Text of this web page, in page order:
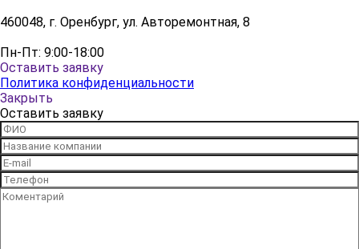
460048, г. Оренбург, ул. Авторемонтная, 8
Пн-Пт: 9:00-18:00
Оставить заявку
Политика конфиденциальности
Закрыть
Оставить заявку